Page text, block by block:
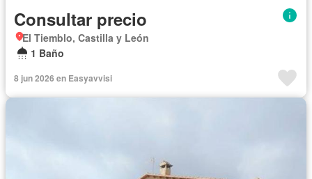
Consultar precio
El Tiemblo, Castilla y León
1 Baño
8 jun 2026 en Easyavvisi